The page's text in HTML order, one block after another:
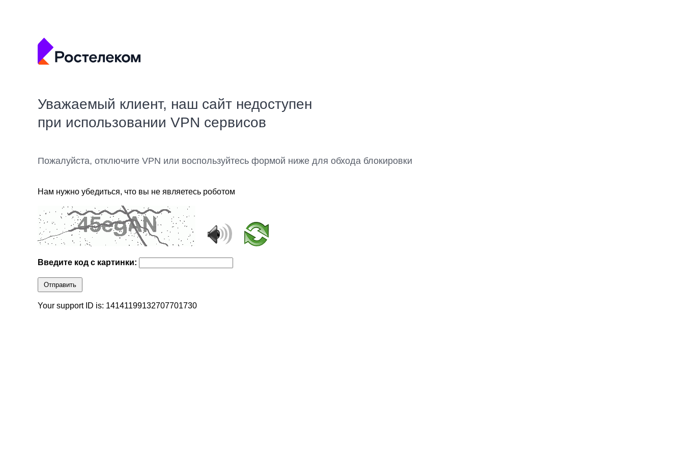
Уважаемый клиент, наш сайт недоступен
при использовании VPN сервисов
Пожалуйста, отключите VPN или воспользуйтесь формой ниже для обхода блокировки
Нам нужно убедиться, что вы не являетесь роботом
Введите код с картинки:
Отправить
Your support ID is: 14141199132707701730